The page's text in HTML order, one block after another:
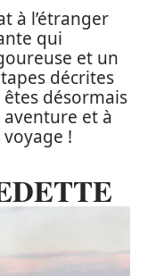
à l’étranger
qui
et un
décrites
désormais
et à
!